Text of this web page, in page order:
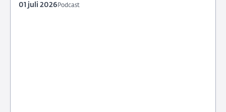
Podcast
01 juli 2026